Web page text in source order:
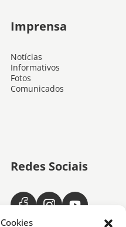
Imprensa
Notícias
Informativos
Fotos
Comunicados
Redes Sociais